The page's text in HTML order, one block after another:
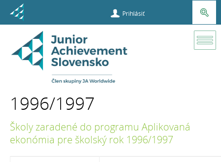
Prihlásiť
1996/1997
Školy zaradené do programu Aplikovaná
ekonómia pre školský rok 1996/1997